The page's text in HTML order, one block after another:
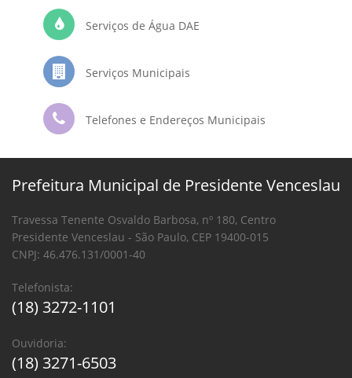
Serviços de Água DAE
Serviços Municipais
Telefones e Endereços Municipais
Prefeitura Municipal de Presidente Venceslau
Travessa Tenente Osvaldo Barbosa, nº 180, Centro
Presidente Venceslau - São Paulo, CEP 19400-015
CNPJ: 46.476.131/0001-40
Telefonista:
(18) 3272-1101
Ouvidoria:
(18) 3271-6503